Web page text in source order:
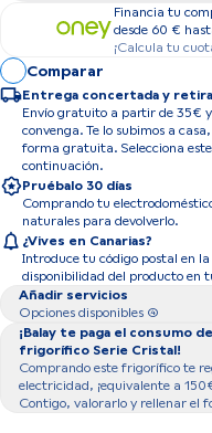
Financia tu
desde 60 €
¡Calcula tu
Comparar
Entrega concertada y
Envío gratuito a partir de 35€
convenga. Te lo subimos a
forma gratuita. Selecciona
continuación.
Pruébalo 30 días
Comprando tu
naturales para devolverlo.
¿Vives en Canarias?
Introduce tu código postal en
disponibilidad del producto en
Añadir servicios
Opciones disponibles (4)
¡Balay te paga el consumo
frigorífico Serie Cristal!
Comprando este frigorífico te
electricidad, ¡equivalente a
Contigo, valorarlo y rellenar el